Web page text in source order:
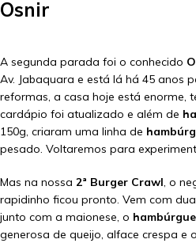
Osnir
A segunda parada foi o conhecido
Av. Jabaquara e está lá há 45 anos
reformas, a casa hoje está enorme,
cardápio foi atualizado e além de
150g, criaram uma linha de
pesado. Voltaremos para
Mas na nossa 2ª Burger Crawl, o
rapidinho ficou pronto. Vem com
junto com a maionese, o
generosa de queijo, alface crespa e